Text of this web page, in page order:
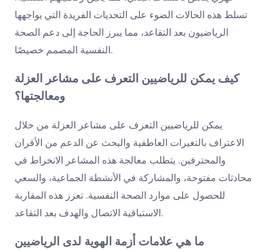
تسلط هذه الحالات الضوء على التحديات الفريدة التي يواجهها
الرياضيون بعد التقاعد، مما يبرز الحاجة إلى دعم الصحة
النفسية المصمم خصيصًا.
كيف يمكن للرياضيين التعرف على مشاعر العزلة
ومعالجتها؟
يمكن للرياضيين التعرف على مشاعر العزلة من خلال
الاعتراف بالتغيرات العاطفية والبحث عن الدعم من الأقران
والمحترفين. يتطلب معالجة هذه المشاعر الانخراط في
محادثات مفتوحة، والمشاركة في الأنشطة الجماعية، والسعي
للحصول على موارد الصحة النفسية. تعزز هذه المقاربة
الاستباقية الاتصال والهدف بعد التقاعد.
ما هي علامات أزمة الهوية لدى الرياضيين